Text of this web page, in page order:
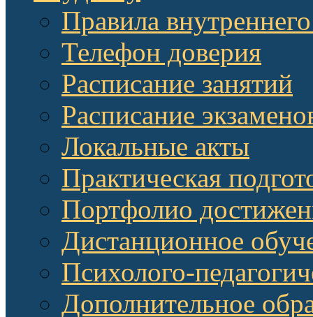
Правила
Телефон доверия
Расписание занятий
Расписание
Локальные акты
Практическая
Портфолио
Дистанционное
Психолого-
Дополнительное